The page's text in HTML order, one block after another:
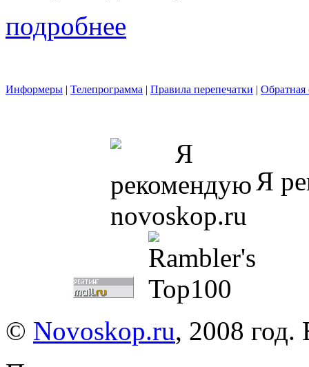
подробнее
Информеры | Телепрограмма | Правила перепечатки | Обратная
Я
© Novoskop.ru, 2008